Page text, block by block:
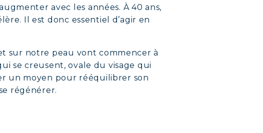
avec les années. À 40 ans,
Il est donc essentiel d’agir en
sur notre peau vont commencer à
se creusent, ovale du visage qui
un moyen pour rééquilibrer son
régénérer.